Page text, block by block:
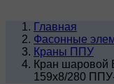
Главная
Фасонные
Краны ППУ
Кран шаровой
159х8/280